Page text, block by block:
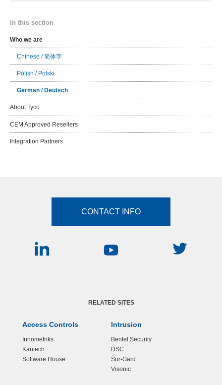
In this section
Who we are
Chinese / 简体字
Polish / Polski
German / Deutsch
About Tyco
CEM Approved Resellers
Integration Partners
CONTACT INFO
RELATED SITES
Access Controls
Innometriks
Kantech
Software House
Intrusion
Bentel Security
DSC
Sur-Gard
Visonic